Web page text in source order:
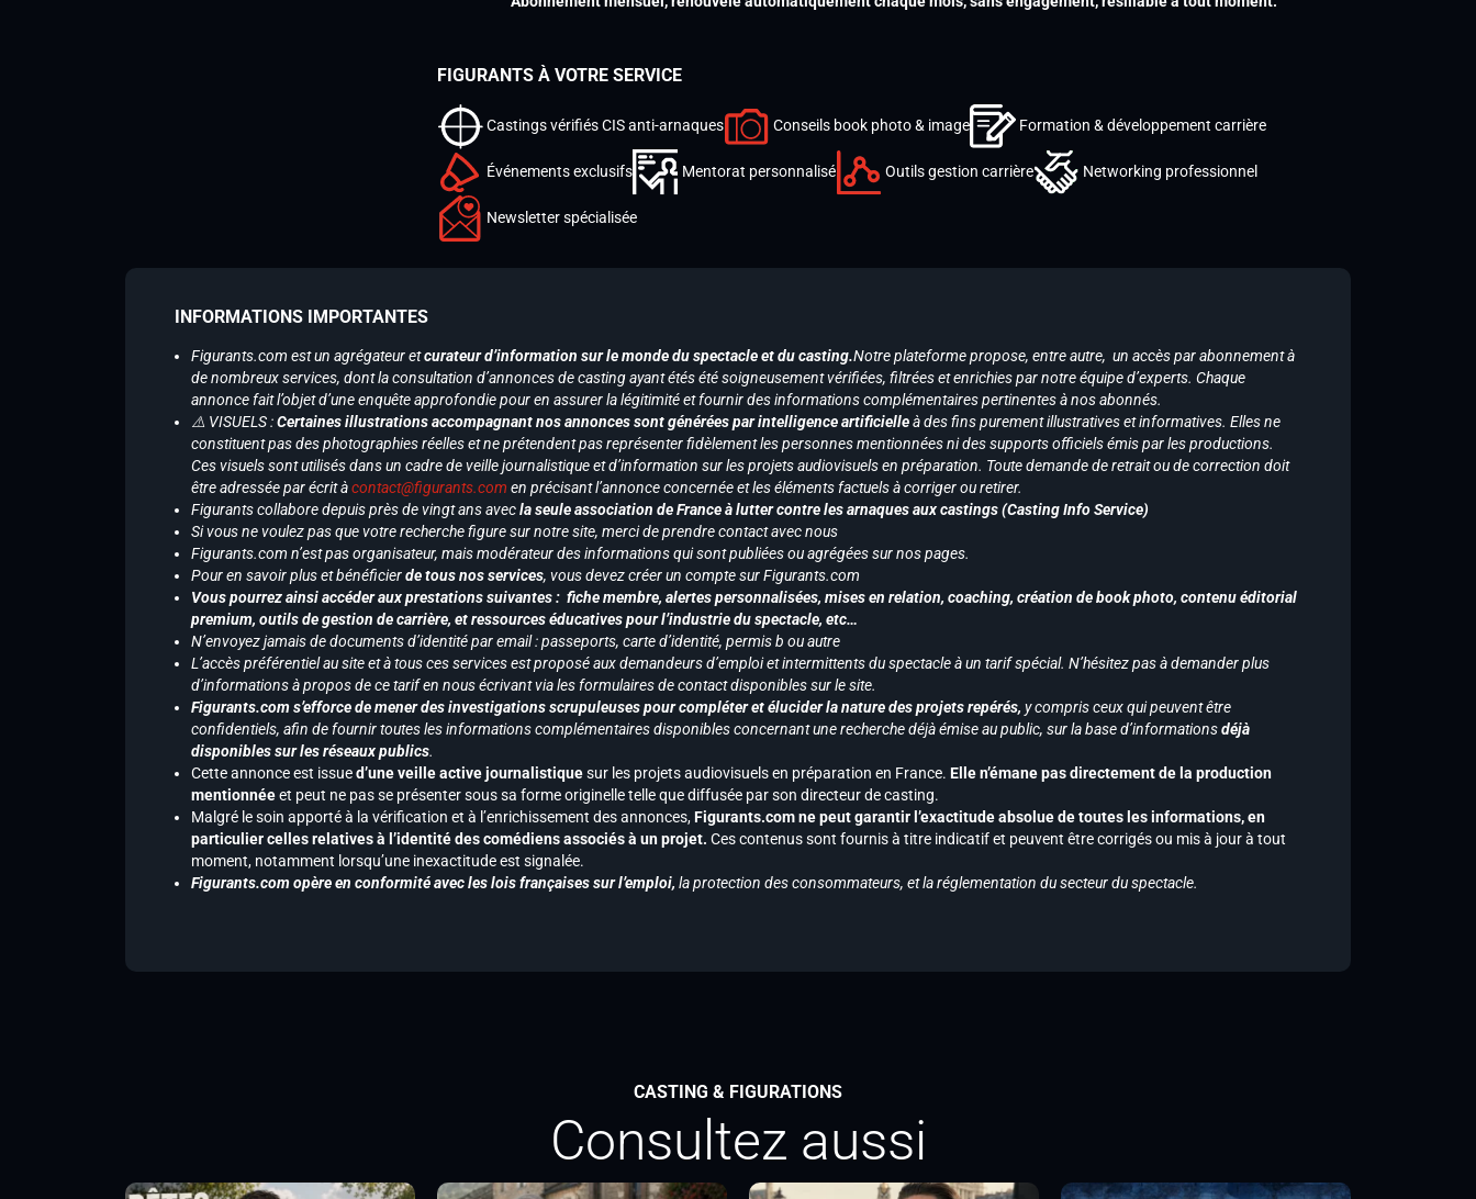
FIGURANTS À VOTRE SERVICE
Castings vérifiés CIS anti-arnaques Conseils book photo & image Formation & développement carrière
Événements exclusifs Mentorat personnalisé Outils gestion carrière Networking professionnel
Newsletter spécialisée
INFORMATIONS IMPORTANTES
Figurants.com est un agrégateur etcurateur d’information sur le monde du spectacle et du casting.Notre plateforme propose, entre autre, un accès par abonnement à
de nombreux services, dont la consultation d’annonces de casting ayant étés été soigneusement vérifiées, filtrées et enrichies par notre équipe d’experts. Chaque
annonce fait l’objet d’une enquête approfondie pour en assurer la légitimité et fournir des informations complémentaires pertinentes à nos abonnés.
⚠️ VISUELS :Certaines illustrations accompagnant nos annonces sont générées par intelligence artificielleà des fins purement illustratives et informatives. Elles ne
constituent pas des photographies réelles et ne prétendent pas représenter fidèlement les personnes mentionnées ni des supports officiels émis par les productions.
Ces visuels sont utilisés dans un cadre de veille journalistique et d’information sur les projets audiovisuels en préparation. Toute demande de retrait ou de correction doit
être adressée par écrit àcontact@figurants.com en précisant l’annonce concernée et les éléments factuels à corriger ou retirer.
Figurants collabore depuis près de vingt ans avecla seule association de France à lutter contre les arnaques aux castings (Casting Info Service)
Si vous ne voulez pas que votre recherche figure sur notre site, merci de prendre contact avec nous
Figurants.com n’est pas organisateur, mais modérateur des informations qui sont publiées ou agrégées sur nos pages.
Pour en savoir plus et bénéficierde tous nos services, vous devez créer un compte sur Figurants.com
Vous pourrez ainsi accéder aux prestations suivantes : fiche membre, alertes personnalisées, mises en relation, coaching, création de book photo, contenu éditorial
premium, outils de gestion de carrière, et ressources éducatives pour l’industrie du spectacle, etc…
N’envoyez jamais de documents d’identité par email : passeports, carte d’identité, permis b ou autre
L’accès préférentiel au site et à tous ces services est proposé aux demandeurs d’emploi et intermittents du spectacle à un tarif spécial. N’hésitez pas à demander plus
d’informations à propos de ce tarif en nous écrivant via les formulaires de contact disponibles sur le site.
Figurants.com s’efforce de mener des investigations scrupuleuses pour compléter et élucider la nature des projets repérés, y compris ceux qui peuvent être
confidentiels, afin de fournir toutes les informations complémentaires disponibles concernant une recherche déjà émise au public, sur la base d’informationsdéjà
disponibles sur les réseaux publics.
Cette annonce est issued’une veille active journalistiquesur les projets audiovisuels en préparation en France. Elle n’émane pas directement de la production
mentionnéeet peut ne pas se présenter sous sa forme originelle telle que diffusée par son directeur de casting.
Malgré le soin apporté à la vérification et à l’enrichissement des annonces,Figurants.com ne peut garantir l’exactitude absolue de toutes les informations, en
particulier celles relatives à l’identité des comédiens associés à un projet. Ces contenus sont fournis à titre indicatif et peuvent être corrigés ou mis à jour à tout
moment, notamment lorsqu’une inexactitude est signalée.
Figurants.com opère en conformité avec les lois françaises sur l’emploi, la protection des consommateurs, et la réglementation du secteur du spectacle.
CASTING & FIGURATIONS
Consultez aussi